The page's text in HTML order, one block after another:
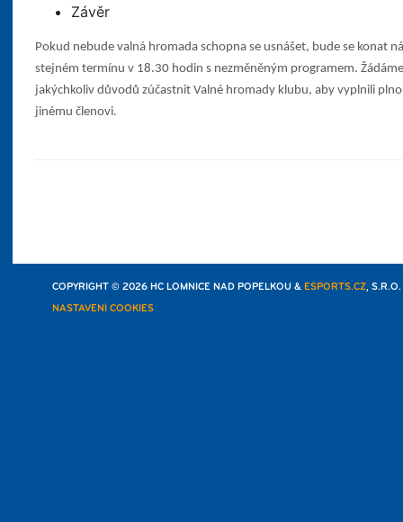
Závěr
Pokud nebude valná hromada schopna se usnášet, bude se konat
stejném termínu v 18.30 hodin s nezměněným programem.
jakýchkoliv důvodů zúčastnit Valné hromady klubu, aby vyplnili
jinému členovi.
COPYRIGHT © 2026 HC LOMNICE NAD POPELKOU & ESPORTS.CZ, S.R.O.
NASTAVENÍ COOKIES